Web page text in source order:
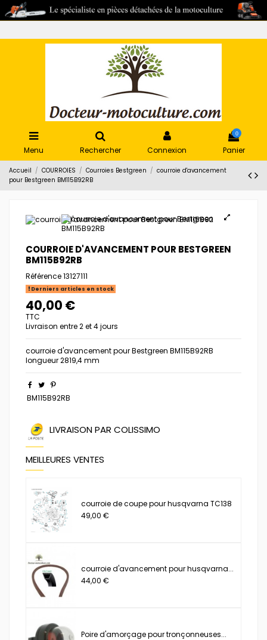
Menu Rechercher Connexion
0
Panier
Accueil COURROIES Courroies Bestgreen
courroie d'avancement
pour Bestgreen BM115B92RB
COURROIE D'AVANCEMENT POUR BESTGREEN
BM115B92RB
Référence13127111
Derniers articles en stock
40,00 €
TTC
Livraison entre 2 et 4 jours
courroie d'avancement pour Bestgreen BM115B92RB
longueur 2819,4 mm
BM115B92RB
LIVRAISON PAR COLISSIMO
MEILLEURES VENTES
courroie de coupe pour husqvarna TC138
49,00 €
courroie d'avancement pour husqvarna...
44,00 €
Poire d'amorçage pour tronçonneuses...